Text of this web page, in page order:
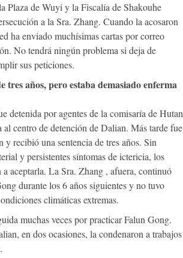
Plaza de Wuyi y la Fiscalía de Shakouhe
a la Sra. Zhang. Cuando la acosaron
ha enviado muchísimas cartas por correo
No tendrá ningún problema si deja de
sus peticiones.
tres años, pero estaba demasiado enferma
detenida por agentes de la comisaría de Hutan
centro de detención de Dalian. Más tarde fue
recibió una sentencia de tres años. Sin
y persistentes síntomas de ictericia, los
aceptarla. La Sra. Zhang , afuera, continuó
durante los 6 años siguientes y no tuvo
climáticas extremas.
muchas veces por practicar Falun Gong.
en dos ocasiones, la condenaron a trabajos